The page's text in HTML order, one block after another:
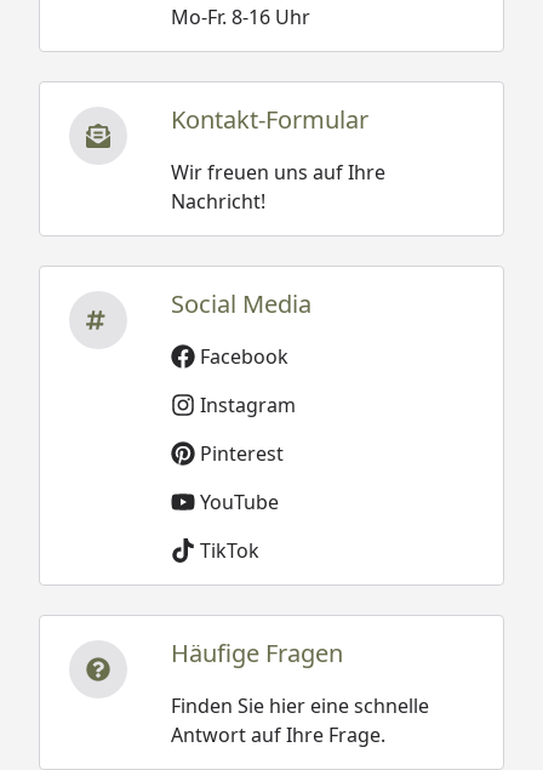
Mo-Fr. 8-16 Uhr
Kontakt-Formular
Wir freuen uns auf Ihre
Nachricht!
Social Media
Facebook
Instagram
Pinterest
YouTube
TikTok
Häufige Fragen
Finden Sie hier eine schnelle
Antwort auf Ihre Frage.